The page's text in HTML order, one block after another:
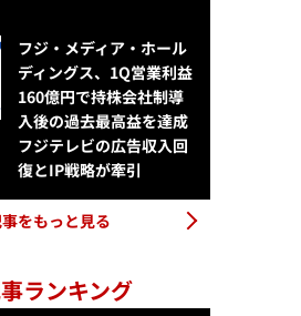
フジ・メディア・ホール
ディングス、1Q営業利益
160億円で持株会社制導
入後の過去最高益を達成
フジテレビの広告収入回
復とIP戦略が牽引
をもっと見る
ランキング